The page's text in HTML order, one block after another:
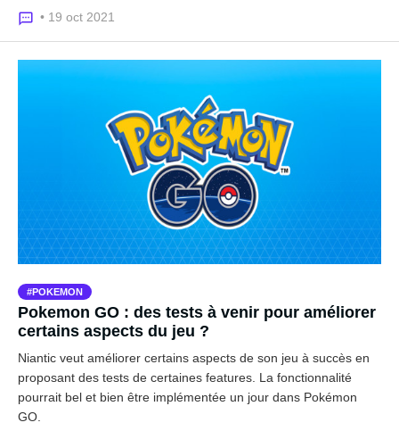
• 19 oct 2021
POKEMON
Pokemon GO : des tests à venir pour améliorer
certains aspects du jeu ?
Niantic veut améliorer certains aspects de son jeu à succès en
proposant des tests de certaines features. La fonctionnalité
pourrait bel et bien être implémentée un jour dans Pokémon
GO.